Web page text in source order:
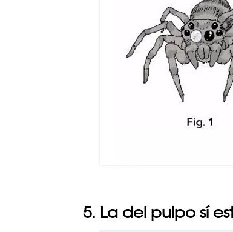
5. La del pulpo sí